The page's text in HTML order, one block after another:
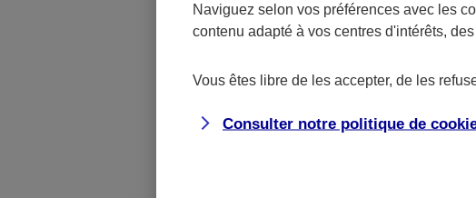
ACTU
ils à jour ?
Naviguez selon vos préférences avec les
contenu adapté à vos centres d'intérêts,
Vous êtes libre de les accepter, de les
Consulter notre politique de